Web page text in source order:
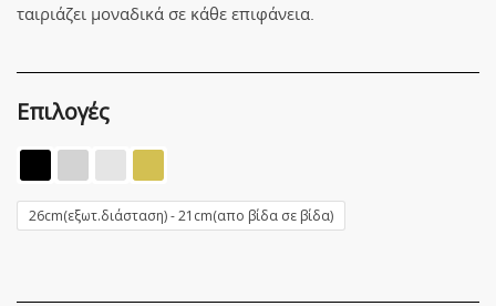
ταιριάζει μοναδικά σε κάθε επιφάνεια.
Επιλογές
26cm(εξωτ.διάσταση) - 21cm(απο βίδα σε βίδα)